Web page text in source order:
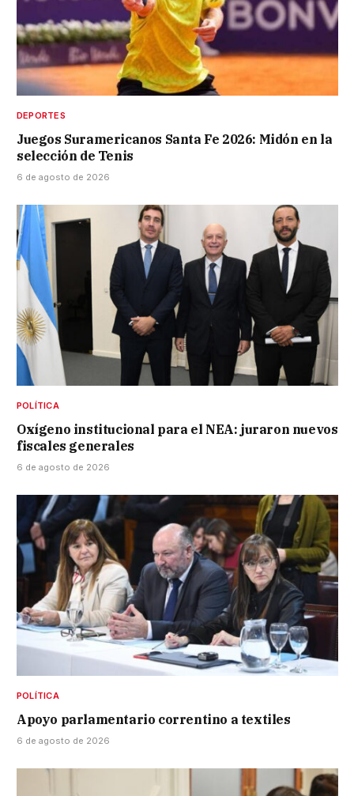
DEPORTES
Juegos Suramericanos Santa Fe 2026: Midón en la
selección de Tenis
6 de agosto de 2026
POLÍTICA
Oxígeno institucional para el NEA: juraron nuevos
fiscales generales
6 de agosto de 2026
POLÍTICA
Apoyo parlamentario correntino a textiles
6 de agosto de 2026